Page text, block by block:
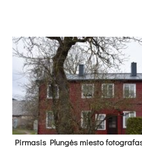
Pir­ma­sis Plun­gės mies­to